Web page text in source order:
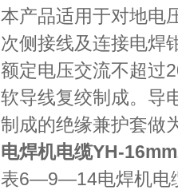
本产品适用于对地电
次侧接线及连接电焊
额定电压交流不超过
软导线复绞制成。导
制成的绝缘兼护套做
电焊机电缆YH-
表6—9—14电焊机